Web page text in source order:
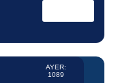
AYER:
1089